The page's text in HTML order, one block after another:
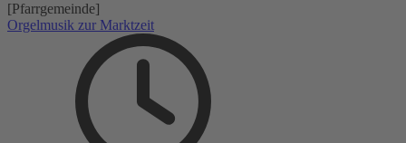
[Pfarrgemeinde]
Orgelmusik zur Marktzeit